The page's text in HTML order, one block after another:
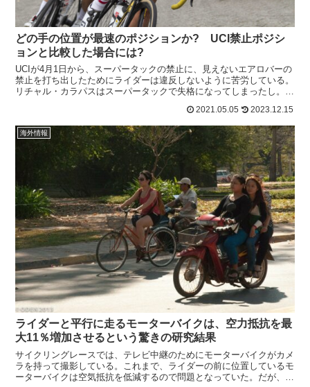
どの手の位置が最速のポジションか? UCI禁止ポジシ
ョンと比較した場合には?
UCIが4月1日から、スーパータックの禁止に、見えないエアロバーの
禁止を打ち出したためにライダーは違反しないように苦労している。
リチャル・カラパスはスーパータックで失格になってしまったし。
2021.05.05 2023.12.15
海外情報
ライダーと平行に走るモーターバイクは、空力抵抗を最
大11％増加させるという驚きの研究結果
サイクリングレースでは、テレビ中継のためにモーターバイクがカメ
ラを持って撮影している。これまで、ライダーの前に位置しているモ
ーターバイクは空気抵抗を低減するので問題となっていた。だが、最